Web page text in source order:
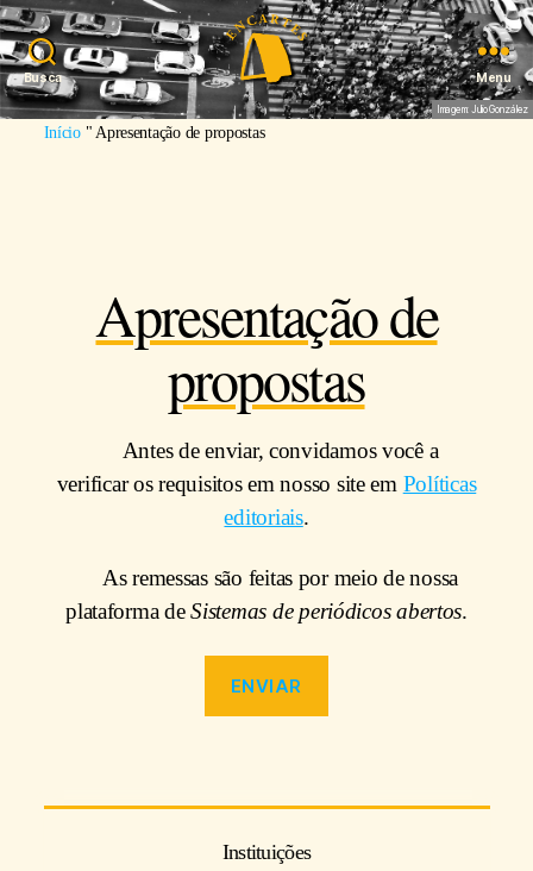
Busca Menu
Imagem: Julio González
Início" Apresentação de propostas
Apresentação de
propostas
Antes de enviar, convidamos você a
verificar os requisitos em nosso site em Políticas
editoriais.
As remessas são feitas por meio de nossa
plataforma deSistemas de periódicos abertos.
ENVIAR
Instituições